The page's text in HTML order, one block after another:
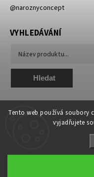
Tento web používá soubory
vyjadřujete
@naroznyconcept
VYHLEDÁVÁNÍ
Hledat
NAROZNY